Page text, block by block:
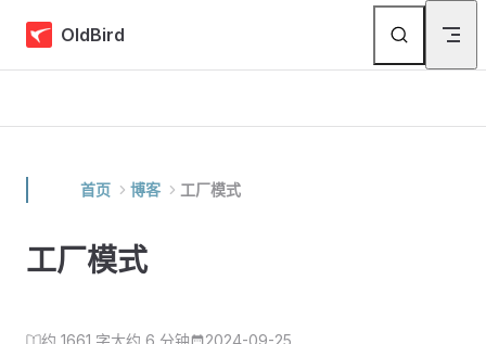
Skip to content
OldBird
首页 博客 工厂模式
工厂模式